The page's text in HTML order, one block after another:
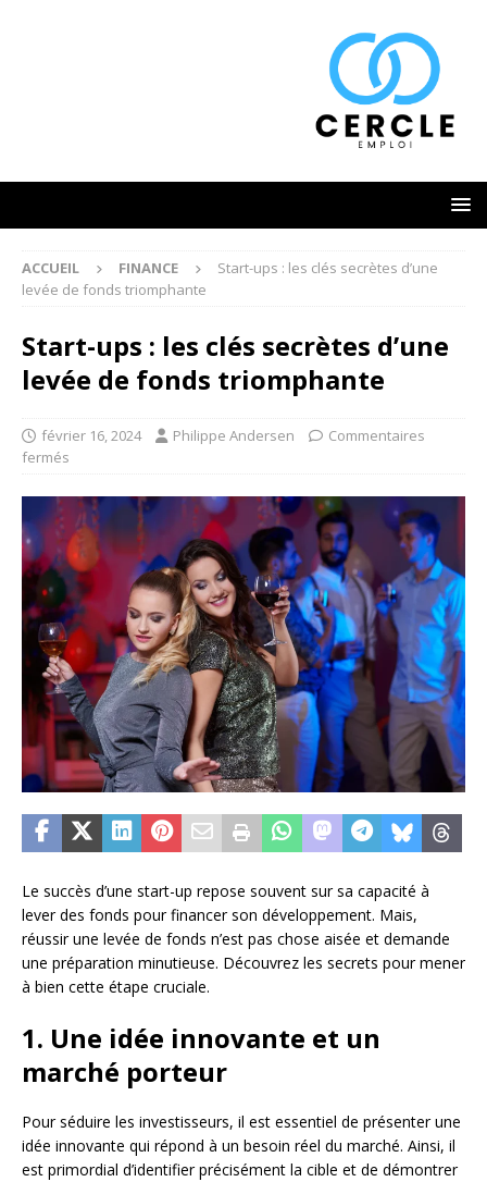
ACCUEIL FINANCE
Start-ups : les clés secrètes d’une
levée de fonds triomphante
Start-ups : les clés secrètes d’une
levée de fonds triomphante
février 16, 2024 Philippe Andersen
Commentaires
fermés
Le succès d’une start-up repose souvent sur sa capacité à
lever des fonds pour financer son développement. Mais,
réussir une levée de fonds n’est pas chose aisée et demande
une préparation minutieuse. Découvrez les secrets pour mener
à bien cette étape cruciale.
1. Une idée innovante et un
marché porteur
Pour séduire les investisseurs, il est essentiel de présenter une
idée innovante qui répond à un besoin réel du marché. Ainsi, il
est primordial d’identifier précisément la cible et de démontrer